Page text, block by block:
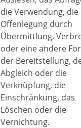
die Verwendung, die
Offenlegung durch
Übermittlung,
oder eine andere
der Bereitstellung,
Abgleich oder die
Verknüpfung, die
Einschränkung, das
Löschen oder die
Vernichtung.